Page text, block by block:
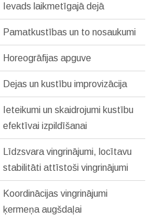
Ievads laikmetīgajā dejā
Pamatkustības un to nosaukumi
Horeogrāfijas apguve
Dejas un kustību improvizācija
Ieteikumi un skaidrojumi kustību
efektīvai izpildīšanai
Līdzsvara vingrinājumi, locītavu
stabilitāti attīstoši vingrinājumi
Koordinācijas vingrinājumi
ķermeņa augšdaļai